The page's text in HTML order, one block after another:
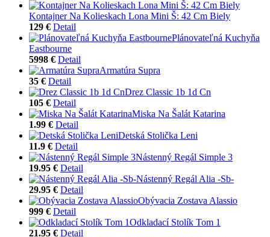
Kontajner Na Kolieskach Lona Mini Š: 42 Cm Biely
129 € Detail
Plánovateľná Kuchyňa
Eastbourne
5998 € Detail
Armatúra Supra
35 € Detail
Drez Classic 1b 1d Cn
105 € Detail
Miska Na Šalát Katarina
1.99 € Detail
Detská Stolička Leni
11.9 € Detail
Nástenný Regál Simple 3
19.95 € Detail
Nástenný Regál Alia -Sb-
29.95 € Detail
Obývacia Zostava Alassio
999 € Detail
Odkladací Stolík Tom 1
21.95 € Detail